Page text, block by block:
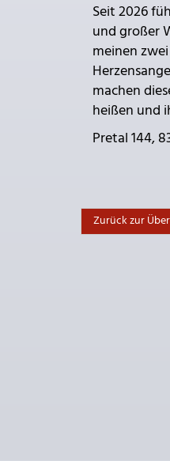
Seit 2026
und großer
meinen
machen
heißen und
Pretal 144,
Zurück zur